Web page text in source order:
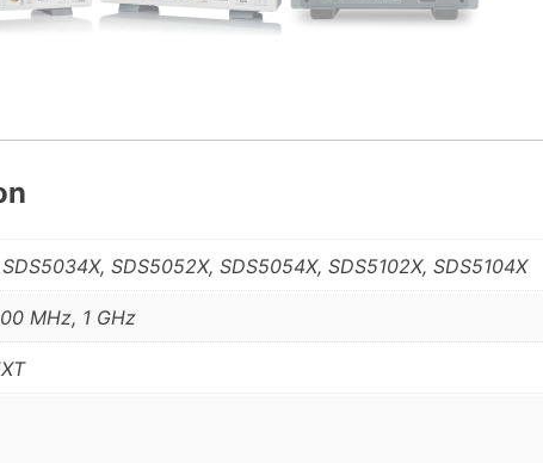
SDS5052X, SDS5054X, SDS5102X, SDS5104X
MHz, 1 GHz